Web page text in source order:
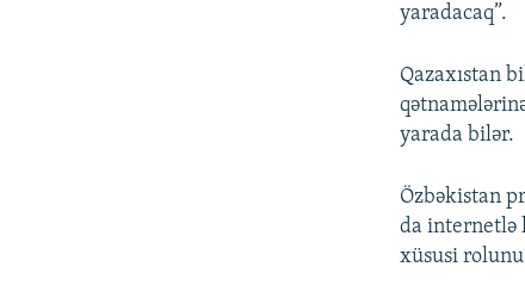
yaradacaq”.
Qazaxıstan
yarada bilər.
Özbəkistan
da internetlə
xüsusi